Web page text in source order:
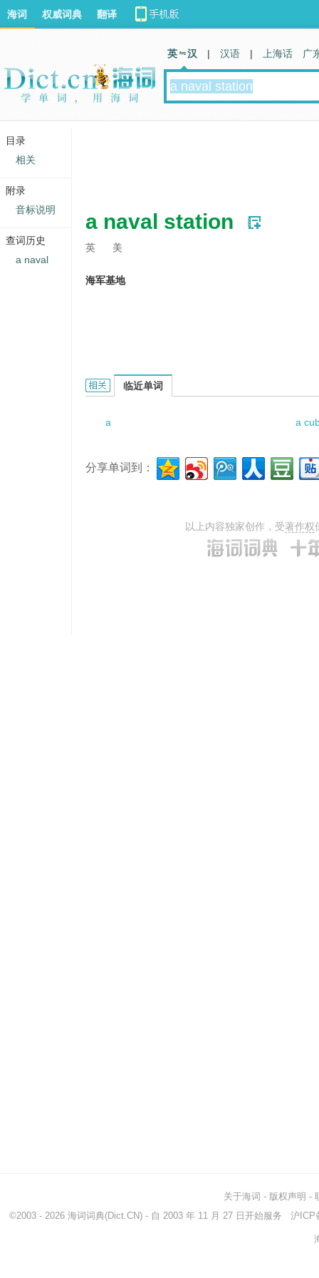
a naval station
英 美
海军基地
a naval station的相关资料：
临近单词
a a
分享单词到：
以上内容独家创作，受著作权
海词 权威词典 翻译
英 汉 | 汉语 | 上海话 广
关于海词 - 版权声明 -
©2003 - 2026 海词词典(Dict.CN) - 自 2003 年 11 月 27 日开始服务 沪ICP
目录
相关
附录
音标说明
查词历史
a naval